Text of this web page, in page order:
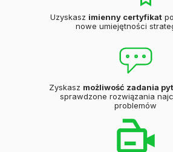
Uzyskasz imienny certyfikat
nowe umiejętności
Zyskasz możliwość zadania
sprawdzone rozwiązania
problemów